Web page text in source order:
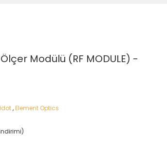
Modülü (RF MODULE) -
,Element Optics